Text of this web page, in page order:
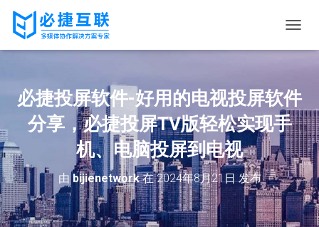
换
必捷投屏软件-好用的电视投屏软件
分享，必捷投屏TV版轻松实现手
机、电脑投屏到电视
由bijienetwork在2024年8月21日发布